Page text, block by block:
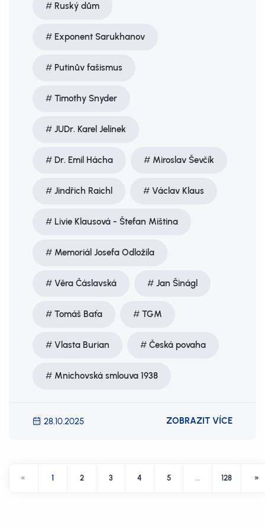
Ruský dům
Exponent Sarukhanov
Putinův fašismus
Timothy Snyder
JUDr. Karel Jelínek
Dr. Emil Hácha Miroslav Ševčík
Jindřich Raichl Václav Klaus
Livie Klausová - Štefan Miština
Memoriál Josefa Odložila
Věra Čáslavská Jan Šinágl
Tomáš Baťa TGM
Vlasta Burian Česká povaha
Mnichovská smlouva 1938
28.10.2025 ZOBRAZIT VÍCE
« 1 2 3 4 5 … 128 »